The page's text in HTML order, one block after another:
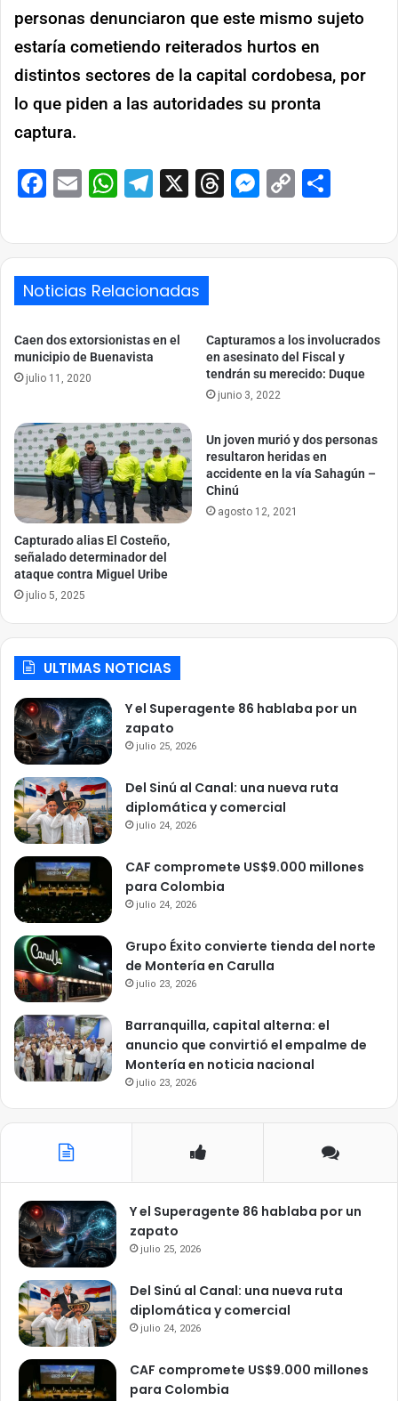
personas denunciaron que este mismo sujeto
estaría cometiendo reiterados hurtos en
distintos sectores de la capital cordobesa, por
lo que piden a las autoridades su pronta
captura.
Facebook
EmailWhatsApp
Telegram
X ThreadsCopy
Noticias Relacionadas
Caen dos extorsionistas en el
municipio de Buenavista
julio 11, 2020
Capturamos a los involucrados
en asesinato del Fiscal y
tendrán su merecido: Duque
junio 3, 2022
Capturado alias El Costeño,
señalado determinador del
ataque contra Miguel Uribe
julio 5, 2025
Un joven murió y dos personas
resultaron heridas en
accidente en la vía Sahagún –
Chinú
agosto 12, 2021
ULTIMAS NOTICIAS
Y el Superagente 86 hablaba por un
zapato
julio 25, 2026
Del Sinú al Canal: una nueva ruta
diplomática y comercial
julio 24, 2026
CAF compromete US$9.000 millones
para Colombia
julio 24, 2026
Grupo Éxito convierte tienda del norte
de Montería en Carulla
julio 23, 2026
Barranquilla, capital alterna: el
anuncio que convirtió el empalme de
Montería en noticia nacional
julio 23, 2026
Y el Superagente 86 hablaba por un
zapato
julio 25, 2026
Del Sinú al Canal: una nueva ruta
diplomática y comercial
julio 24, 2026
CAF compromete US$9.000 millones
para Colombia